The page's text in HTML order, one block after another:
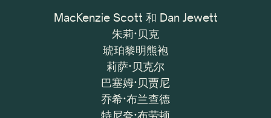
MacKenzie Scott 和 Dan Jewett
朱莉·贝克
琥珀黎明熊袍
莉萨·贝克尔
巴塞姆·贝贾尼
乔希·布兰查德
特尼夸·布劳顿